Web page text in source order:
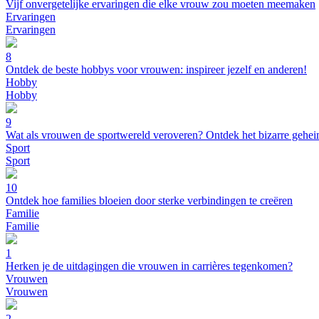
Vijf onvergetelijke ervaringen die elke vrouw zou moeten meemaken
Ervaringen
Ervaringen
8
Ontdek de beste hobbys voor vrouwen: inspireer jezelf en anderen!
Hobby
Hobby
9
Wat als vrouwen de sportwereld veroveren? Ontdek het bizarre
Sport
Sport
10
Ontdek hoe families bloeien door sterke verbindingen te creëren
Familie
Familie
1
Herken je de uitdagingen die vrouwen in carrières tegenkomen?
Vrouwen
Vrouwen